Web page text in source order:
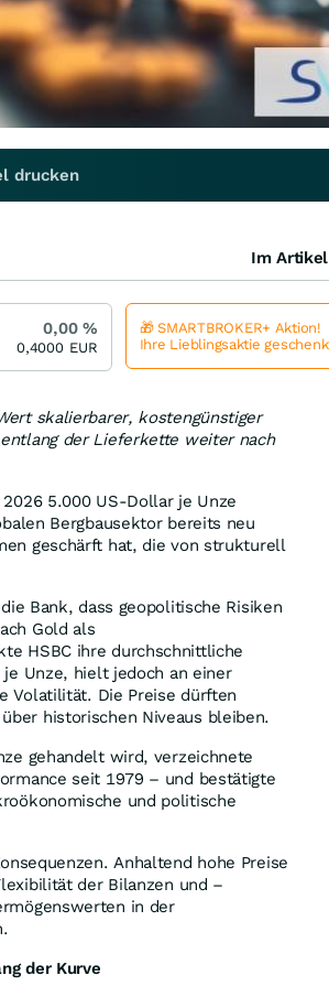
skalierbarer, kostengünstiger
der Lieferkette weiter nach
5.000 US-Dollar je Unze
Bergbausektor bereits neu
geschärft hat, die von strukturell
Bank, dass geopolitische Risiken
Gold als
HSBC ihre durchschnittliche
Unze, hielt jedoch an einer
Volatilität. Die Preise dürften
historischen Niveaus bleiben.
gehandelt wird, verzeichnete
seit 1979 – und bestätigte
und politische
Anhaltend hohe Preise
der Bilanzen und –
in der
der Kurve
drucken
Im
0,00 %
0,4000 EUR
🎁 SMARTBROKER+ Aktion!
Ihre Lieblingsaktie